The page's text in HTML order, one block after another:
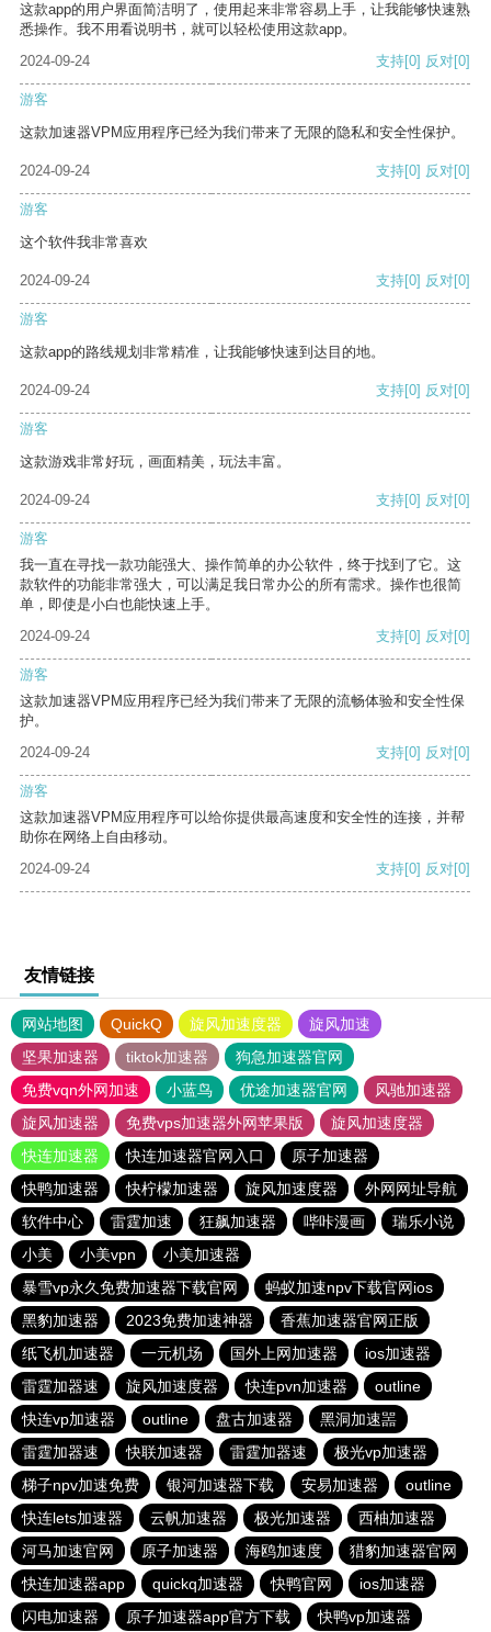
这款app的用户界面简洁明了，使用起来非常容易上手，让我能够快速熟
悉操作。我不用看说明书，就可以轻松使用这款app。
2024-09-24
支持[0] 反对[0]
游客
这款加速器VPM应用程序已经为我们带来了无限的隐私和安全性保护。
2024-09-24 支持[0] 反对[0]
游客
这个软件我非常喜欢
2024-09-24 支持[0] 反对[0]
游客
这款app的路线规划非常精准，让我能够快速到达目的地。
2024-09-24 支持[0] 反对[0]
游客
这款游戏非常好玩，画面精美，玩法丰富。
2024-09-24 支持[0] 反对[0]
游客
我一直在寻找一款功能强大、操作简单的办公软件，终于找到了它。这
款软件的功能非常强大，可以满足我日常办公的所有需求。操作也很简
单，即使是小白也能快速上手。
2024-09-24
支持[0] 反对[0]
游客
这款加速器VPM应用程序已经为我们带来了无限的流畅体验和安全性保
护。
2024-09-24
支持[0] 反对[0]
游客
这款加速器VPM应用程序可以给你提供最高速度和安全性的连接，并帮
助你在网络上自由移动。
2024-09-24
支持[0] 反对[0]
友情链接
网站地图 QuickQ 旋风加速度器
旋风加速
坚果加速器
tiktok加速器
狗急加速器官网
免费vqn外网加速
小蓝鸟 优途加速器官网
风驰加速器
旋风加速器
免费vps加速器外网苹果版
旋风加速度器
快连加速器
快连加速器官网入口
原子加速器
快鸭加速器
快柠檬加速器 旋风加速度器
外网网址导航
软件中心
雷霆加速 狂飙加速器 哔咔漫画
瑞乐小说
小美
小美vpn
小美加速器
暴雪vp永久免费加速器下载官网
蚂蚁加速npv下载官网ios
黑豹加速器
2023免费加速神器
香蕉加速器官网正版
纸飞机加速器
一元机场 国外上网加速器
ios加速器
雷霆加器速
旋风加速度器 快连pvn加速器
outline
快连vp加速器
outline 盘古加速器
黑洞加速噐
雷霆加器速
快联加速器 雷霆加器速
极光vp加速器
梯子npv加速免费
银河加速器下载 安易加速器
outline
快连lets加速器
云帆加速器 极光加速器
西柚加速器
河马加速官网
原子加速器 海鸥加速度
猎豹加速器官网
快连加速器app
quickq加速器 快鸭官网
ios加速器
闪电加速器
原子加速器app官方下载 快鸭vp加速器